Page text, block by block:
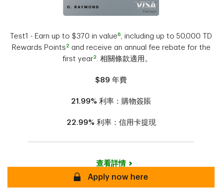
Test1 - Earn up to $370 in value6
, including up to 50,000 TD
Rewards Points 2 and receive an annual fee rebate for the
first year2 . 相關條款適用。
$89 年費
21.99% 利率：購物簽賬
22.99% 利率：信用卡提現
查看詳情
安全Apply now here